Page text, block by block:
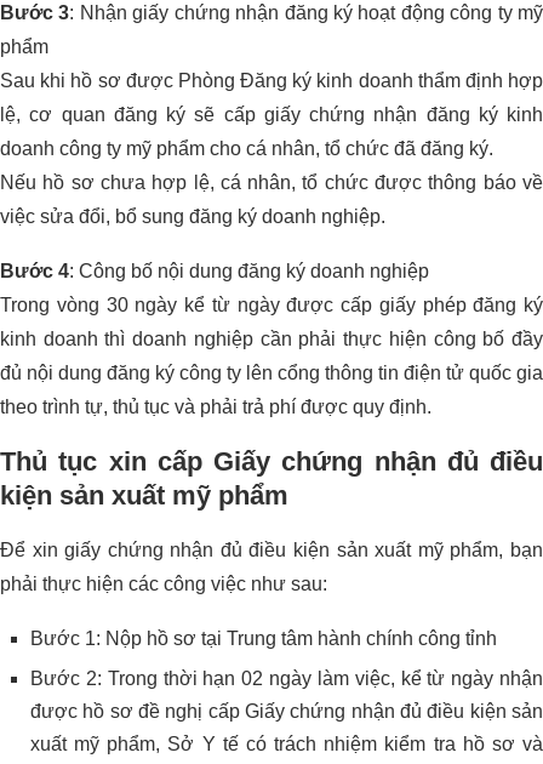
Bước 3: Nhận giấy chứng nhận đăng ký hoạt động công ty mỹ
phẩm
Sau khi hồ sơ được Phòng Đăng ký kinh doanh thẩm định hợp
lệ, cơ quan đăng ký sẽ cấp giấy chứng nhận đăng ký kinh
doanh công ty mỹ phẩm cho cá nhân, tổ chức đã đăng ký.
Nếu hồ sơ chưa hợp lệ, cá nhân, tổ chức được thông báo về
việc sửa đổi, bổ sung đăng ký doanh nghiệp.
Bước 4: Công bố nội dung đăng ký doanh nghiệp
Trong vòng 30 ngày kể từ ngày được cấp giấy phép đăng ký
kinh doanh thì doanh nghiệp cần phải thực hiện công bố đầy
đủ nội dung đăng ký công ty lên cổng thông tin điện tử quốc gia
theo trình tự, thủ tục và phải trả phí được quy định.
Thủ tục xin cấp Giấy chứng nhận đủ điều
kiện sản xuất mỹ phẩm
Để xin giấy chứng nhận đủ điều kiện sản xuất mỹ phẩm, bạn
phải thực hiện các công việc như sau:
Bước 1: Nộp hồ sơ tại Trung tâm hành chính công tỉnh
Bước 2: Trong thời hạn 02 ngày làm việc, kể từ ngày nhận
được hồ sơ đề nghị cấp Giấy chứng nhận đủ điều kiện sản
xuất mỹ phẩm, Sở Y tế có trách nhiệm kiểm tra hồ sơ và